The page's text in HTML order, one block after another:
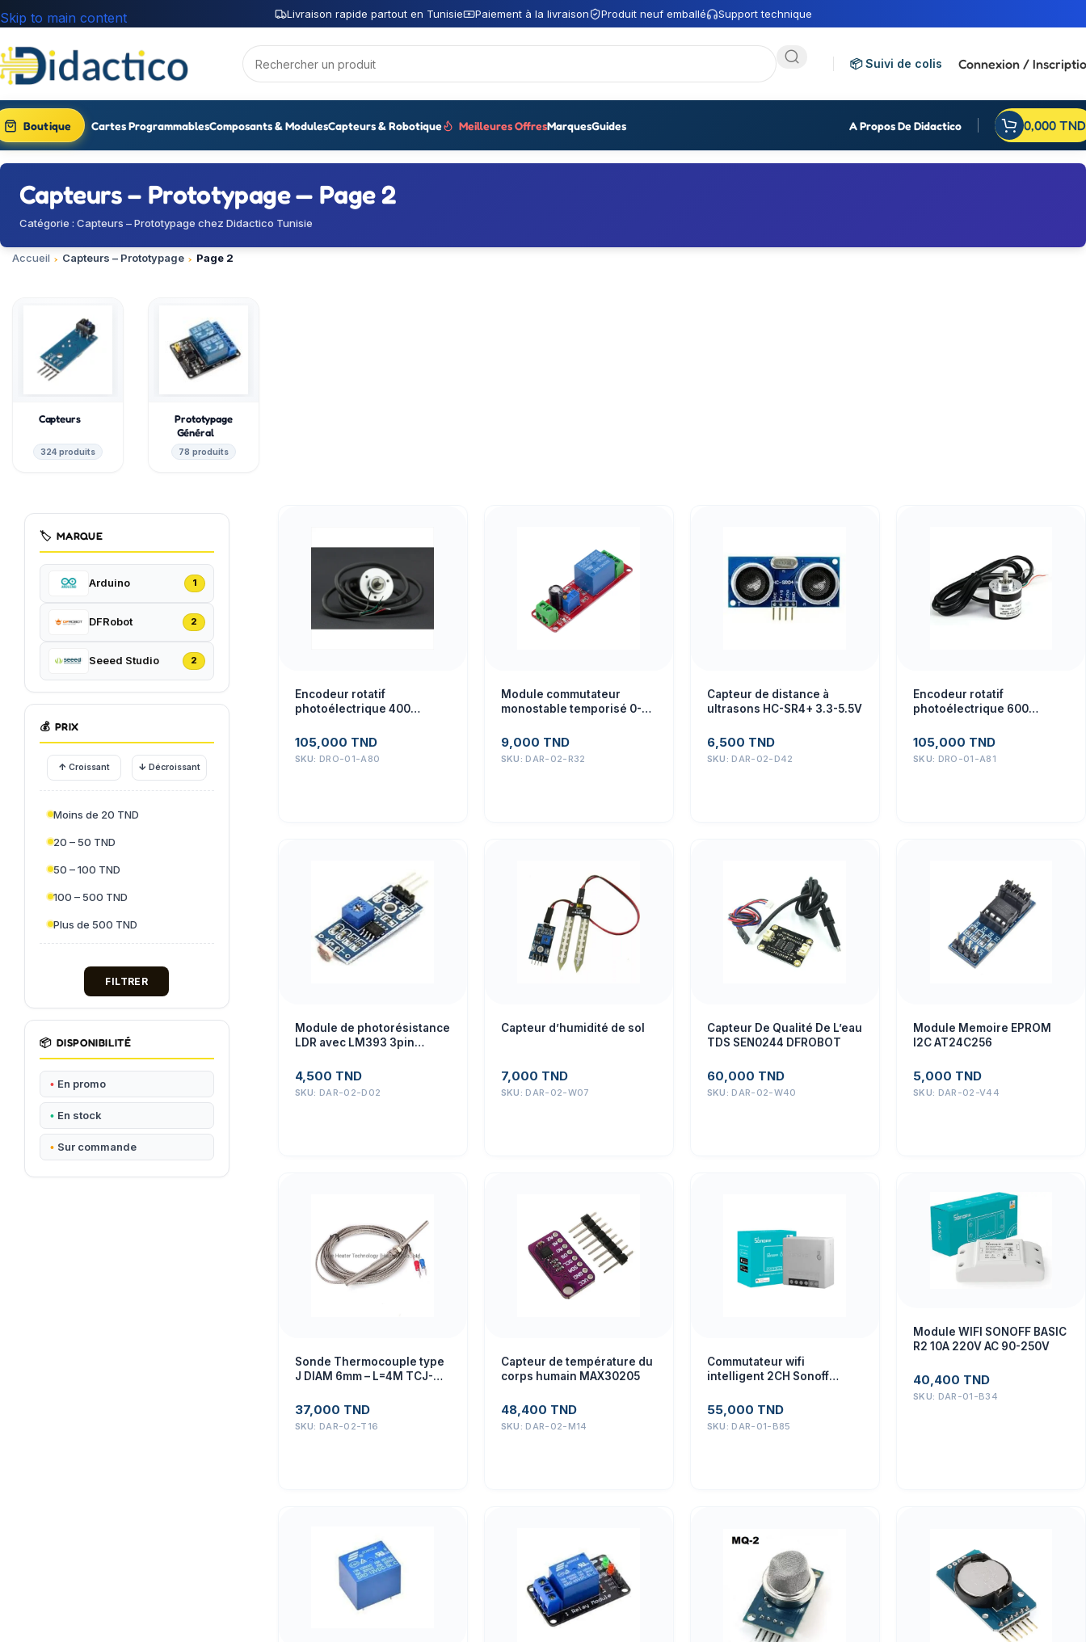
Livraison rapide partout en Tunisie Paiement à la livraison Produit neuf emballé Support technique
Skip to main content
📦 Suivi de colis Connexion /
Boutique Cartes ProgrammablesComposants & ModulesCapteurs & Robotique Meilleures OffresMarquesGuides A Propos De Didactico 0,000 TND
Capteurs – Prototypage — Page 2
Catégorie : Capteurs – Prototypage chez Didactico Tunisie
Accueil Capteurs – Prototypage Page 2
Capteurs
324 produits
Prototypage
Général
78 produits
🏷️ MARQUE
Arduino 1
DFRobot 2
Seeed Studio 2
💰 PRIX
↑ Croissant ↓ Décroissant
Moins de 20 TND
20 – 50 TND
50 – 100 TND
100 – 500 TND
Plus de 500 TND
FILTRER
📦 DISPONIBILITÉ
En promo
En stock
Sur commande
Encodeur rotatif
photoélectrique 400
Capteur
105,000 TND
SKU: DRO-01-A80
Module commutateur
monostable temporisé 0-
9,000 TND
SKU: DAR-02-R32
Capteur de distance à
ultrasons HC-SR4+ 3.3-5.5V
6,500 TND
SKU: DAR-02-D42
Encodeur rotatif
photoélectrique 600
Capteur
105,000 TND
SKU: DRO-01-A81
Module de photorésistance
LDR avec LM393 3pin
4,500 TND
SKU: DAR-02-D02
Capteur d’humidité de sol
7,000 TND
SKU: DAR-02-W07
Capteur De Qualité De L’eau
TDS SEN0244 DFROBOT
60,000 TND
SKU: DAR-02-W40
Module Memoire EPROM
I2C AT24C256
5,000 TND
SKU: DAR-02-V44
Sonde Thermocouple type
J DIAM 6mm – L=4M TCJ-
37,000 TND
SKU: DAR-02-T16
Capteur de température du
corps humain MAX30205
48,400 TND
SKU: DAR-02-M14
Commutateur wifi
intelligent 2CH Sonoff
avec Alexa/Google Home
55,000 TND
SKU: DAR-01-B85
Module WIFI SONOFF BASIC
R2 10A 220V AC 90-250V
40,400 TND
SKU: DAR-01-B34